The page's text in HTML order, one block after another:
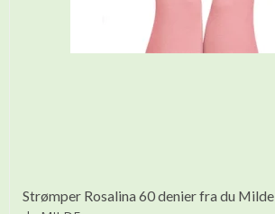
Strømper Rosalina 60 denier fra du Milde